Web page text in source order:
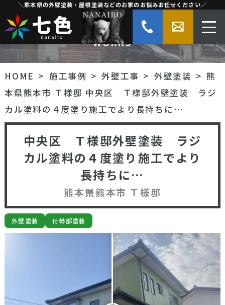
＼熊本県の外壁塗装・屋根塗装などのお家のお悩みお任せください／
施工事例
WORKS
HOME 施工事例 外壁工事 外壁塗装
熊
本県熊本市 Ｔ様邸 中央区 Ｔ様邸外壁塗装 ラジ
カル塗料の４度塗り施工でより長持ちに…
中央区 Ｔ様邸外壁塗装 ラジ
カル塗料の４度塗り施工でより
長持ちに…
熊本県熊本市 Ｔ様邸
外壁塗装 付帯部塗装